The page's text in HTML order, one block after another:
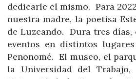
dedicarle el mismo. Para
nuestra madre, la poetisa
de Luzcando. Dura tres días,
eventos en distintos
Penonomé. El museo, el
la Universidad del